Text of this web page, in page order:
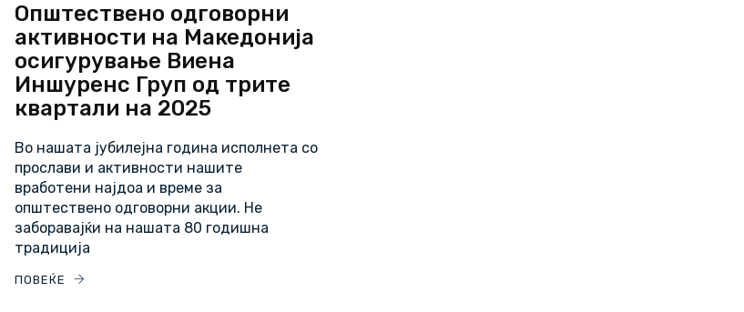
Општествено одговорни
активности на Македонија
осигурување Виена
Иншуренс Груп од трите
квартали на 2025
Во нашата јубилејна година исполнета со
прослави и активности нашите
вработени најдоа и време за
општествено одговорни акции. Не
заборавајќи на нашата 80 годишна
традиција
ПОВЕЌЕ